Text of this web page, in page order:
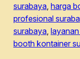
surabaya, harga
profesional
surabaya,
booth kontainer